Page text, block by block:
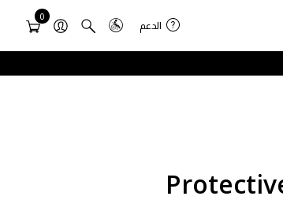
الدعم
0
a thumbnail will change the main image